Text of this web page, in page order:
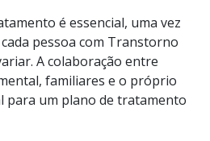
é essencial, uma vez
pessoa com Transtorno
A colaboração entre
familiares e o próprio
para um plano de tratamento